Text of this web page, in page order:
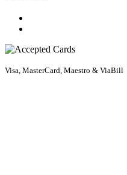
Visa, MasterCard, Maestro & ViaBill